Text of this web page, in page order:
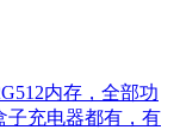
内存，全部功
子充电器都有，有